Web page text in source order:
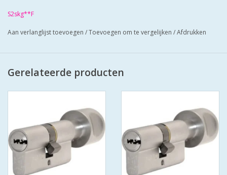
geleverd met 6 veilige putsleutels
Cilinders hebben boorbelemmering-
antielockpikken-antie klopsleutel.
veilige deuren.
S2skg**F
Aan verlanglijst toevoegen /Toevoegen om te vergelijken /Afdrukken
Gerelateerde producten